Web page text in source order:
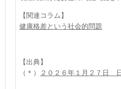
【関連コラム】
健康格差という社会的問題
【出典】
（＊）
２０２６年１月２７日